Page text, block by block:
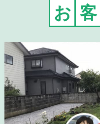
お 客